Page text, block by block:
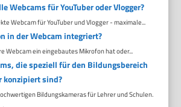
Webcams für YouTuber oder Vlogger?
Webcam für YouTuber und Vlogger - maximale...
in der Webcam integriert?
Webcam ein eingebautes Mikrofon hat oder...
die speziell für den Bildungsbereich
konzipiert sind?
Bildungskameras für Lehrer und Schulen.